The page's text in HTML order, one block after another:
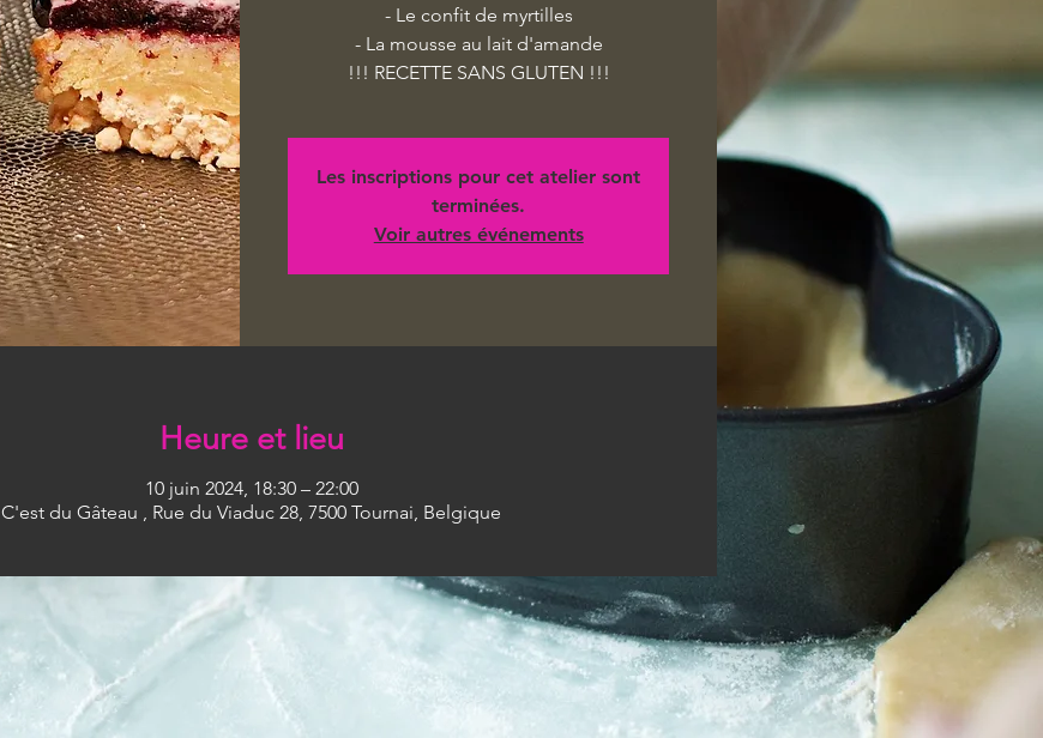
- Le confit de myrtilles
- La mousse au lait d'amande
!!! RECETTE SANS GLUTEN !!!
Les inscriptions pour cet atelier sont
terminées.
Voir autres événements
Heure et lieu
10 juin 2024, 18:30 – 22:00
C'est du Gâteau , Rue du Viaduc 28, 7500 Tournai, Belgique